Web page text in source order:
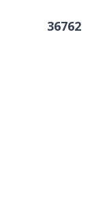
36762